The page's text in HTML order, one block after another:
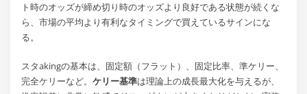
ト時のオッズが締め切り時のオッズより良好である状態が続くな
ら、市場の平均より有利なタイミングで買えているサインにな
る。
スタakingの基本は、固定額（フラット）、固定比率、準ケリー、
完全ケリーなど。ケリー基準は理論上の成長最大化を与えるが、